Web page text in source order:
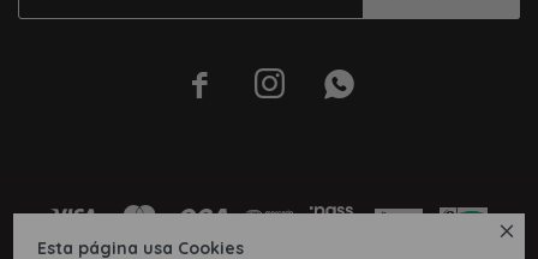

Esta página usa Cookies
  